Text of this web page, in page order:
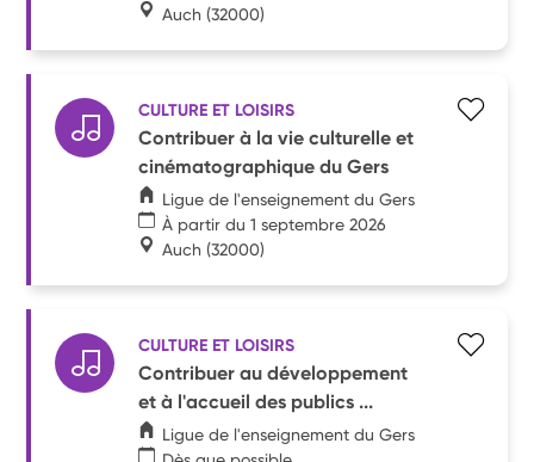
Auch (32000)
CULTURE ET LOISIRS
Contribuer à la vie culturelle et
cinématographique du Gers
Ligue de l'enseignement du Gers
À partir du 1 septembre 2026
Auch (32000)
CULTURE ET LOISIRS
Contribuer au développement
et à l'accueil des publics ...
Ligue de l'enseignement du Gers